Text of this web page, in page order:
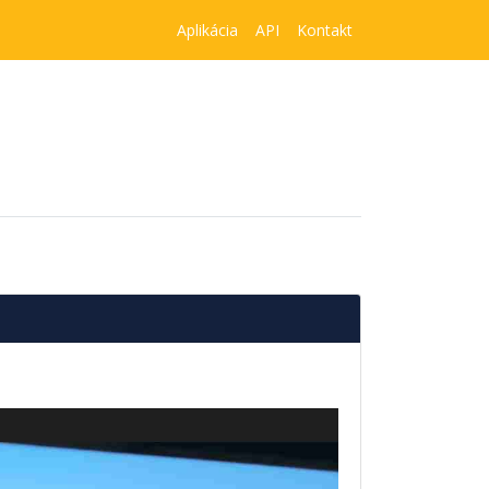
Aplikácia API Kontakt